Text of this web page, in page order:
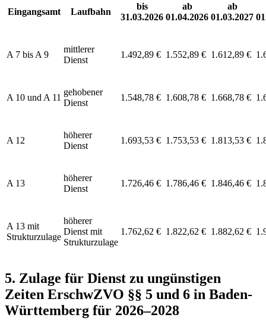
Eingangsamt Laufbahn
bis
31.03.2026
ab
01.04.2026
ab
01.03.2027
A 7 bis A 9
mittlerer
Dienst
1.492,89 € 1.552,89 € 1.612,89 €
A 10 und A 11
gehobener
Dienst
1.548,78 € 1.608,78 € 1.668,78 €
A 12
höherer
Dienst
1.693,53 € 1.753,53 € 1.813,53 €
A 13
höherer
Dienst
1.726,46 € 1.786,46 € 1.846,46 €
A 13 mit
Strukturzulage
höherer
Dienst mit
Strukturzulage
1.762,62 € 1.822,62 € 1.882,62 €
5. Zulage für Dienst zu ungünstigen
Zeiten ErschwZVO §§ 5 und 6 in Baden-
Württemberg für 2026–2028